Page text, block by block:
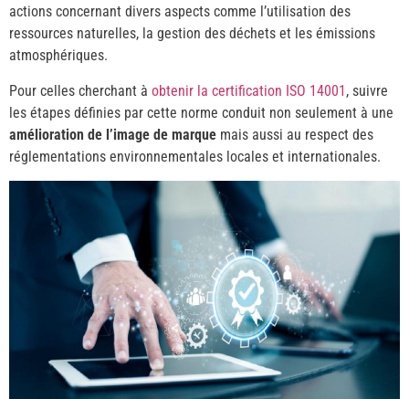
actions concernant divers aspects comme l’utilisation des
ressources naturelles, la gestion des déchets et les émissions
atmosphériques.
Pour celles cherchant à obtenir la certification ISO 14001 , suivre
les étapes définies par cette norme conduit non seulement à une
amélioration de l’image de marque mais aussi au respect des
réglementations environnementales locales et internationales.